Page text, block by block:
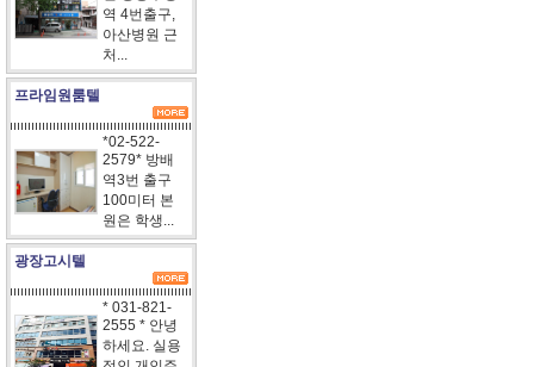
역 4번출구,
아산병원 근
처...
프라임원룸텔
*02-522-
2579* 방배
역3번 출구
100미터 본
원은 학생...
광장고시텔
* 031-821-
2555 * 안녕
하세요. 실용